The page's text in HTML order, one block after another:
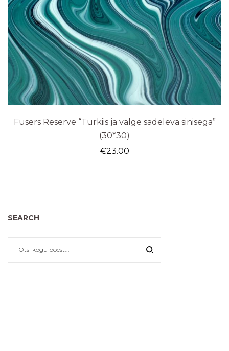
Fusers Reserve “Türkiis ja valge sädeleva sinisega”
(30*30)
€23.00
SEARCH